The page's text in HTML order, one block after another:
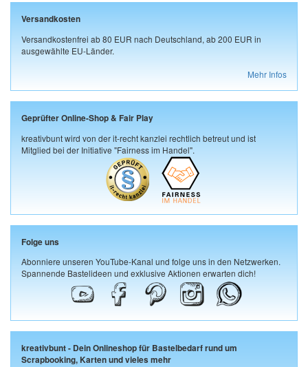
Versandkosten
Versandkostenfrei ab 80 EUR nach Deutschland, ab 200 EUR in
ausgewählte EU-Länder.
Mehr Infos
Geprüfter Online-Shop & Fair Play
kreativbunt wird von der it-recht kanzlei rechtlich betreut und ist
Mitglied bei der Initiative "Fairness im Handel".
Folge uns
Abonniere unseren YouTube-Kanal und folge uns in den Netzwerken.
Spannende Bastelideen und exklusive Aktionen erwarten dich!
kreativbunt - Dein Onlineshop für Bastelbedarf rund um
Scrapbooking, Karten und vieles mehr